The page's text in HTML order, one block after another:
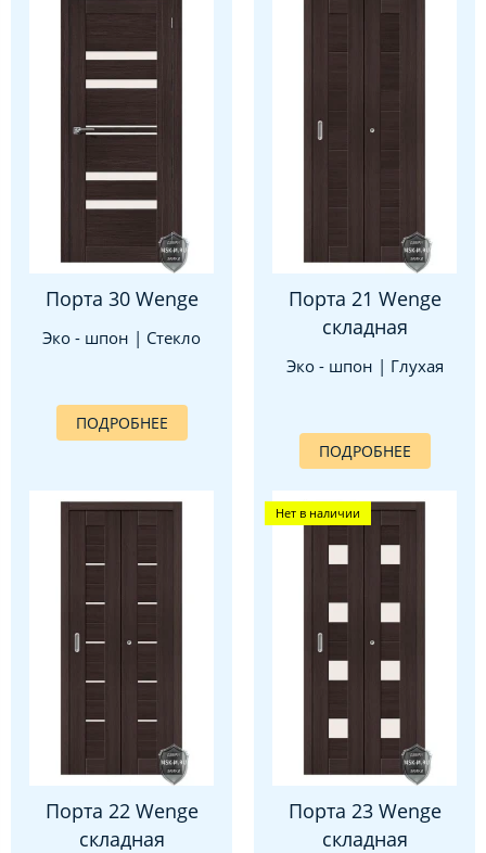
Порта 30 Wenge
Эко - шпон | Стекло
ПОДРОБНЕЕ
Порта 21 Wenge
складная
Эко - шпон | Глухая
ПОДРОБНЕЕ
Порта 22 Wenge
складная
Нет в наличии
Порта 23 Wenge
складная